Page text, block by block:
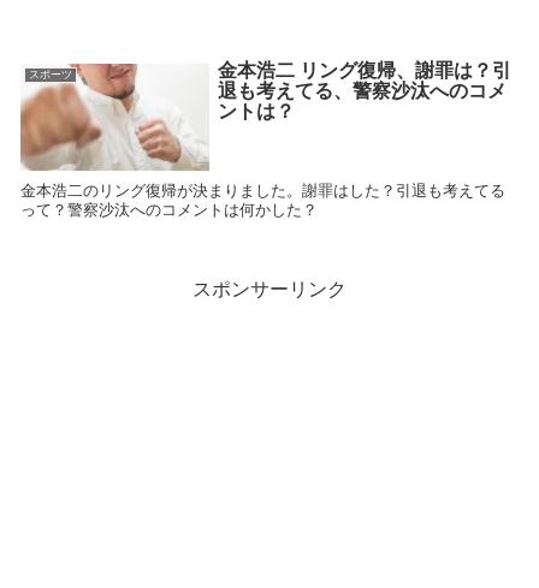
スポーツ
金本浩二 リング復帰、謝罪は？引
退も考えてる、警察沙汰へのコメ
ントは？
金本浩二のリング復帰が決まりました。謝罪はした？引退も考えてる
って？警察沙汰へのコメントは何かした？
スポンサーリンク